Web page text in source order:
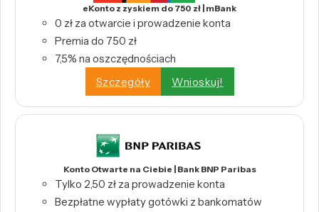
eKonto z zyskiem do 750 zł | mBank
0 zł za otwarcie i prowadzenie konta
Premia do 750 zł
7,5% na oszczędnościach
Szczegóły
Wnioskuj!
Konto Otwarte na Ciebie | Bank BNP Paribas
Tylko 2,50 zł za prowadzenie konta
Bezpłatne wypłaty gotówki z bankomatów